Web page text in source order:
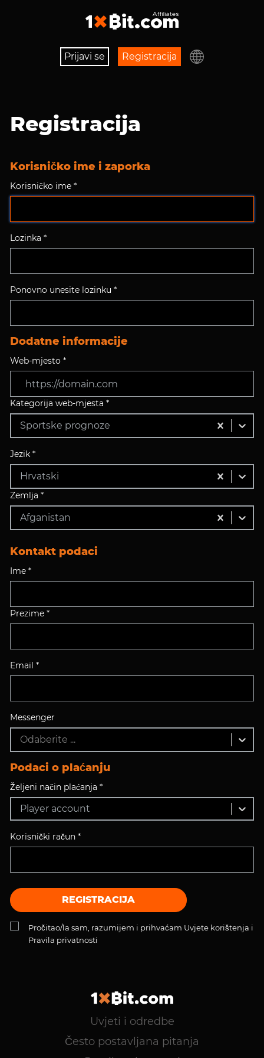
Prijavi se Registracija
Registracija
Korisničko ime i zaporka
Korisničko ime *
Lozinka *
Ponovno unesite lozinku *
Dodatne informacije
Web-mjesto *
Kategorija web-mjesta *
Sportske prognoze
Jezik *
Hrvatski
Zemlja *
Afganistan
Kontakt podaci
Ime *
Prezime *
Email *
Messenger
Odaberite ...
Podaci o plaćanju
Željeni način plaćanja *
Player account
Korisnički račun *
REGISTRACIJA
Pročitao/la sam, razumijem i prihvaćam Uvjete korištenja i
Pravila privatnosti
Uvjeti i odredbe
Često postavljana pitanja